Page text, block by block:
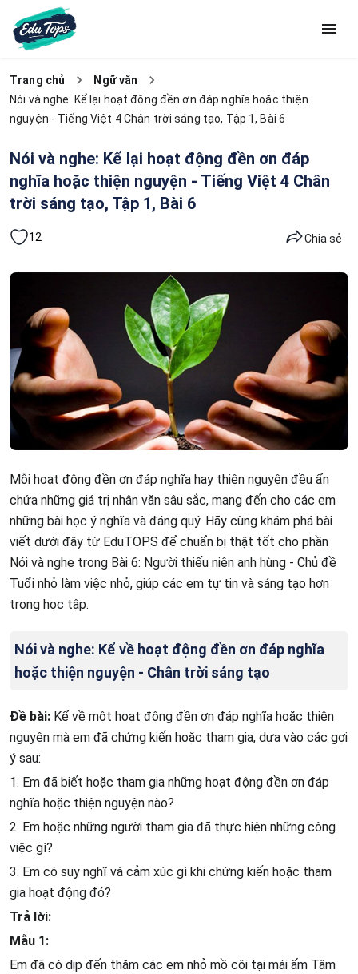
Trang chủ
Ngữ văn
Nói và nghe: Kể lại hoạt động đền ơn đáp nghĩa hoặc thiện
nguyện - Tiếng Việt 4 Chân trời sáng tạo, Tập 1, Bài 6
Nói và nghe: Kể lại hoạt động đền ơn đáp
nghĩa hoặc thiện nguyện - Tiếng Việt 4 Chân
trời sáng tạo, Tập 1, Bài 6
12 Chia sẻ
Mỗi hoạt động đền ơn đáp nghĩa hay thiện nguyện đều ẩn
chứa những giá trị nhân văn sâu sắc, mang đến cho các em
những bài học ý nghĩa và đáng quý. Hãy cùng khám phá bài
viết dưới đây từ EduTOPS để chuẩn bị thật tốt cho phần
Nói và nghe trong Bài 6: Người thiếu niên anh hùng - Chủ đề
Tuổi nhỏ làm việc nhỏ, giúp các em tự tin và sáng tạo hơn
trong học tập.
Nói và nghe: Kể về hoạt động đền ơn đáp nghĩa
hoặc thiện nguyện - Chân trời sáng tạo
Đề bài: Kể về một hoạt động đền ơn đáp nghĩa hoặc thiện
nguyện mà em đã chứng kiến hoặc tham gia, dựa vào các gợi
ý sau:
1. Em đã biết hoặc tham gia những hoạt động đền ơn đáp
nghĩa hoặc thiện nguyện nào?
2. Em hoặc những người tham gia đã thực hiện những công
việc gì?
3. Em có suy nghĩ và cảm xúc gì khi chứng kiến hoặc tham
gia hoạt động đó?
Trả lời:
Mẫu 1:
Em đã có dịp đến thăm các em nhỏ mồ côi tại mái ấm Tâm